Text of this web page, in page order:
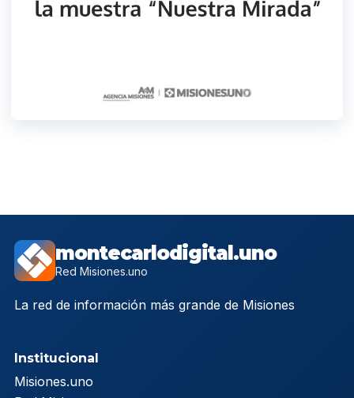
montecarlodigital.uno
Red Misiones.uno
La red de información más grande de Misiones
Institucional
Misiones.uno